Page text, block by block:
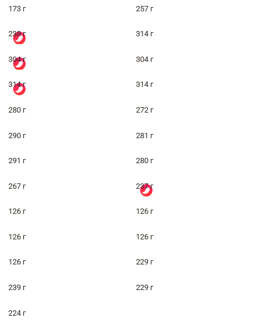
173 г 257 г
238 г 314 г
304 г 304 г
314 г 314 г
280 г 272 г
290 г 281 г
291 г 280 г
267 г 237 г
126 г 126 г
126 г 126 г
126 г 229 г
239 г 229 г
224 г